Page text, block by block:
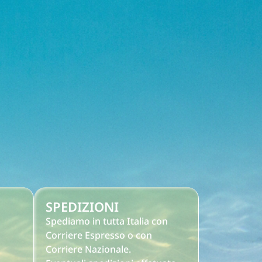
SPEDIZIONI
Spediamo in tutta Italia con
Corriere Espresso o con
Corriere Nazionale.